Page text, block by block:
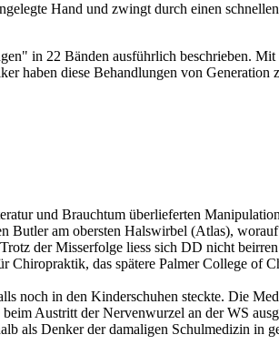
Hand und zwingt durch einen
in 22 Bänden ausführlich beschrieben.
haben diese Behandlungen von Generation
und Brauchtum überlieferten
Butler am obersten Halswirbel (Atlas),
der Misserfolge liess sich DD nicht
Chiropraktik, das spätere Palmer College of
noch in den Kinderschuhen steckte. Die
Austritt der Nervenwurzel an der WS
als Denker der damaligen Schulmedizin in